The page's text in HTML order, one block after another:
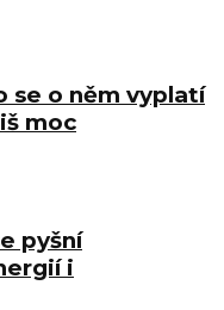
se o něm vyplatí
moc
pyšní
i